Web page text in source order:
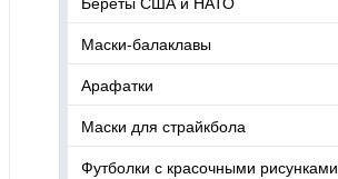
Маски-балаклавы
Арафатки
Маски для страйкбола
Футболки с красочными рисунками